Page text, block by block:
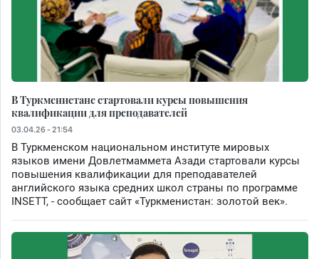
В Туркменистане стартовали курсы повышения
квалификации для преподавателей
03.04.26 - 21:54
В Туркменском национальном институте мировых
языков имени Довлетмаммета Азади стартовали курсы
повышения квалификации для преподавателей
английского языка средних школ страны по программе
INSETT, - сообщает сайт «Туркменистан: золотой век».